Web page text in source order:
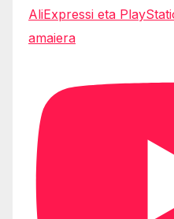
AliExpressi eta
amaiera